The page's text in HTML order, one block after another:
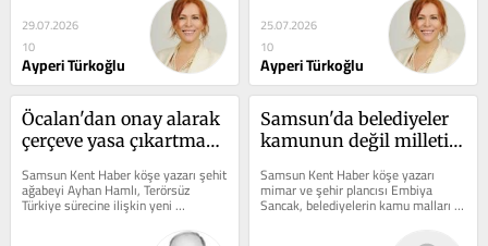
29.07.2026
10
Ayperi Türkoğlu
25.07.2026
10
Ayperi Türkoğlu
Öcalan'dan onay alarak
çerçeve yasa çıkartmak
Samsun Kent Haber köşe yazarı şehit
ağabeyi Ayhan Hamlı, Terörsüz
Türkiye sürecine ilişkin yeni
yazısında, Öcalan'dan onay...
Samsun'da belediyeler
kamunun değil milletin
Samsun Kent Haber köşe yazarı
mimar ve şehir plancısı Embiya
Sancak, belediyelerin kamu malları
satışları ile milletin malını...